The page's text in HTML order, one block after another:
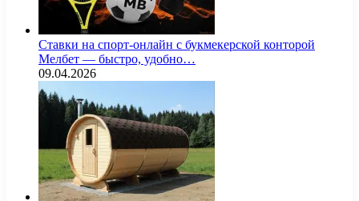
Ставки на спорт-онлайн с букмекерской конторой
Мелбет — быстро, удобно…
09.04.2026